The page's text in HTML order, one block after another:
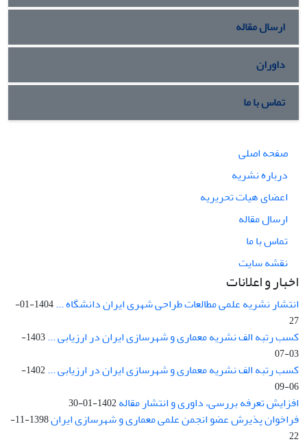
ارسال مقاله
داوران
تماس با ما
صفحه اصلی
درباره نشریه
اعضای هیات تحریریه
ارسال مقاله
تماس با ما
نقشه سایت
اخبار و اعلانات
انتشار نشریه علمی مطالعات طراحی شهری ایران دانشگاه ...
1404-01-
27
کسب رتبه الف نشریه معماری و شهرسازی ایران در ارزیابی ...
1403-
03-07
کسب رتبه الف نشریه معماری و شهرسازی ایران در ارزیابی ...
1402-
06-09
افزایش تعرفه بررسی، داوری و انتشار مقاله1402-01-30
فراخوان پذیرش عضو انجمن علمی معماری و شهرسازی ایران
1398-11-
22